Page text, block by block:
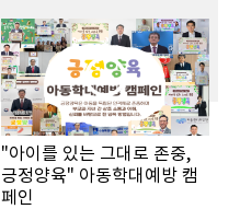
"아이를 있는 그대로 존중,
긍정양육" 아동학대예방 캠
페인